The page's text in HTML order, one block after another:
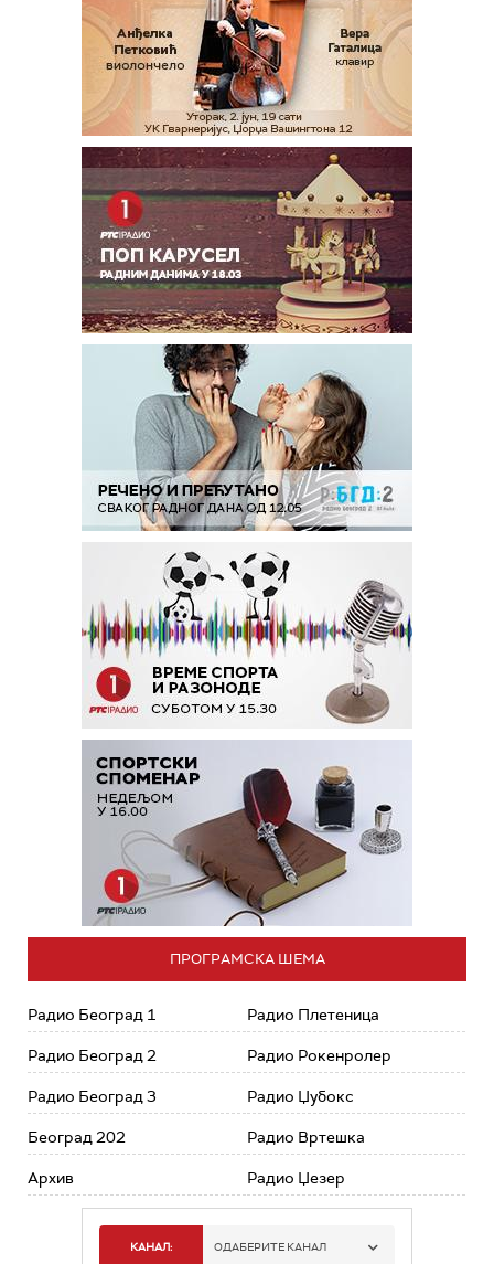
ПРОГРАМСКА ШЕМА
Радио Београд 1
Радио Београд 2
Радио Београд 3
Београд 202
Архив
Радио Плетеница
Радио Рокенролер
Радио Џубокс
Радио Вртешка
Радио Џезер
КАНАЛ: ОДАБЕРИТЕ КАНАЛ